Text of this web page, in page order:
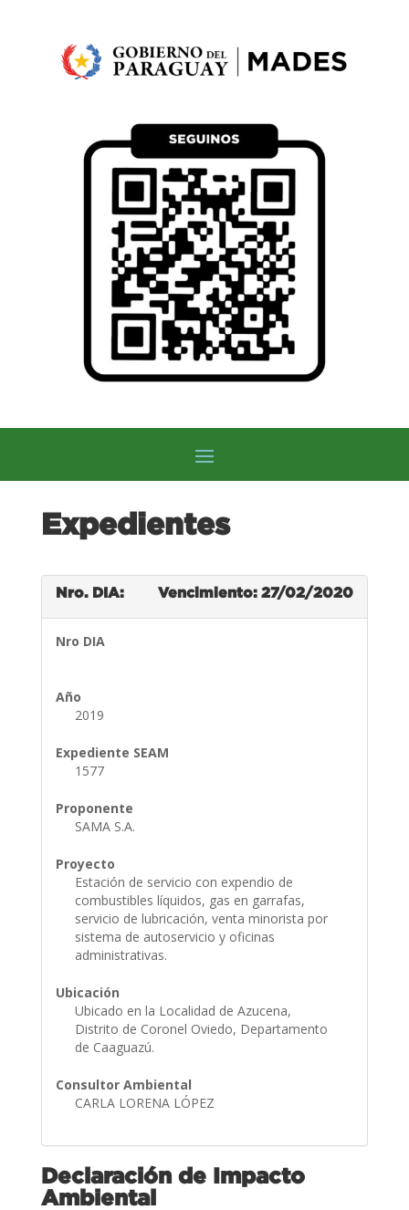
Expedientes
Nro. DIA: Vencimiento: 27/02/2020
Nro DIA
Año
2019
Expediente SEAM
1577
Proponente
SAMA S.A.
Proyecto
Estación de servicio con expendio de
combustibles líquidos, gas en garrafas,
servicio de lubricación, venta minorista por
sistema de autoservicio y oficinas
administrativas.
Ubicación
Ubicado en la Localidad de Azucena,
Distrito de Coronel Oviedo, Departamento
de Caaguazú.
Consultor Ambiental
CARLA LORENA LÓPEZ
Declaración de Impacto
Ambiental